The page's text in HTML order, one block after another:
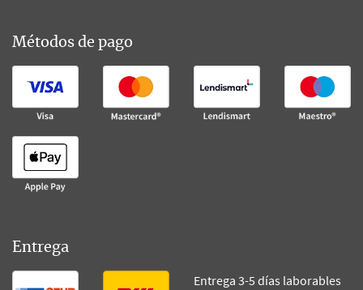
Métodos de pago
Entrega
Entrega 3-5 días laborables